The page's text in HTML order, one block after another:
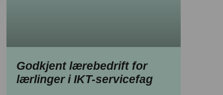
Godkjent lærebedrift for
lærlinger i IKT-servicefag